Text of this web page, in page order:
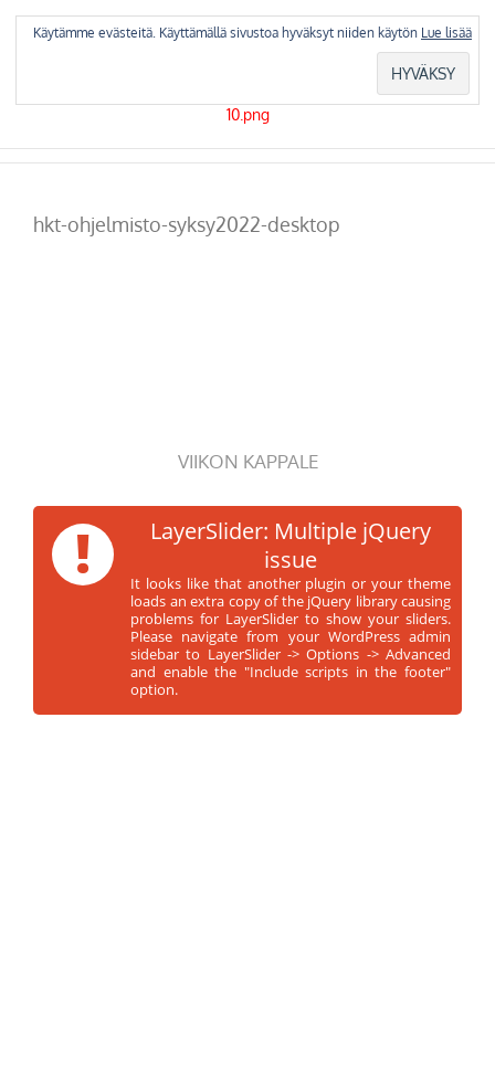
hkt-ohjelmisto-syksy2022-desktop
VIIKON KAPPALE
!
LayerSlider: Multiple jQuery
issue
It looks like that another plugin or your theme
loads an extra copy of the jQuery library causing
problems for LayerSlider to show your sliders.
Please navigate from your WordPress admin
sidebar to LayerSlider -> Options -> Advanced
and enable the "Include scripts in the footer"
option.
Käytämme evästeitä. Käyttämällä sivustoa hyväksyt niiden käytön Lue lisää